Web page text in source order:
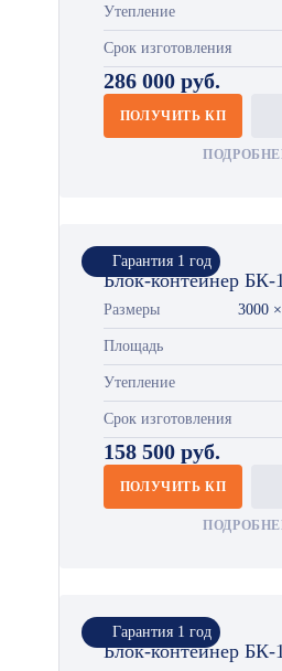
Утепление
Срок изготовления
286 000 руб.
ПОЛУЧИТЬ КП
Гарантия 1 год
Блок-контейнер БК-
Размеры 3000
Площадь
Утепление
Срок изготовления
158 500 руб.
ПОЛУЧИТЬ КП
Гарантия 1 год
Блок-контейнер БК-